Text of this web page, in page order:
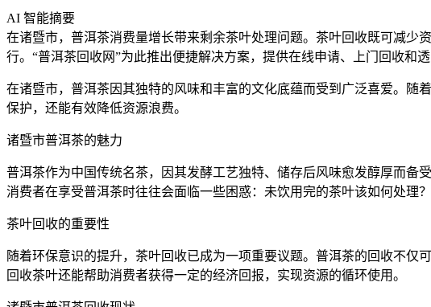
AI 智能摘要
在诸暨市，普洱茶消费量增长带来剩余茶叶处理问题。茶叶回收既可减
行。“普洱茶回收网”为此推出便捷解决方案，提供在线申请、上门回收和
在诸暨市，普洱茶因其独特的风味和丰富的文化底蕴而受到广泛喜爱。随
保护，还能有效降低资源浪费。
诸暨市普洱茶的魅力
普洱茶作为中国传统名茶，因其发酵工艺独特、储存后风味愈发醇厚而备
消费者在享受普洱茶时往往会面临一些困惑：未饮用完的茶叶该如何处理？
茶叶回收的重要性
随着环保意识的提升，茶叶回收已成为一项重要议题。普洱茶的回收不仅
回收茶叶还能帮助消费者获得一定的经济回报，实现资源的循环使用。